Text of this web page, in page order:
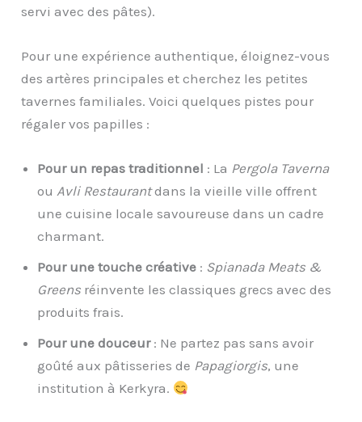
servi avec des pâtes).
Pour une expérience authentique, éloignez-vous
des artères principales et cherchez les petites
tavernes familiales. Voici quelques pistes pour
régaler vos papilles :
Pour un repas traditionnel : La Pergola Taverna
ouAvli Restaurantdans la vieille ville offrent
une cuisine locale savoureuse dans un cadre
charmant.
Pour une touche créative : Spianada Meats &
Greens réinvente les classiques grecs avec des
produits frais.
Pour une douceur: Ne partez pas sans avoir
goûté aux pâtisseries de Papagiorgis, une
institution à Kerkyra.